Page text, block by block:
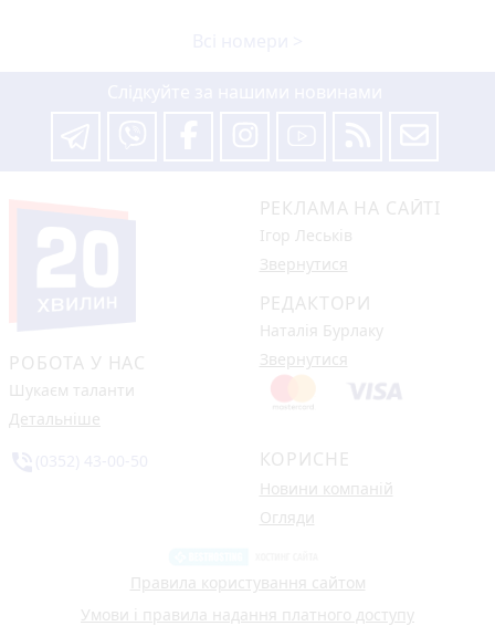
РОБОТА У НАС
Шукаєм таланти
Детальніше
РЕКЛАМА НА САЙТІ
Ігор Леськів
Звернутися
РЕДАКТОРИ
Наталія Бурлаку
Звернутися
КОРИСНЕ
Новини компаній
Огляди
Правила користування сайтом
Умови і правила надання платного доступу